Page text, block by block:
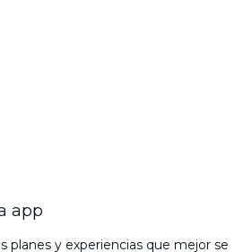
app
planes y experiencias que mejor se